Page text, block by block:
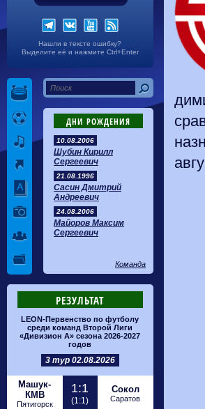
Нашли в тексте ошибку?
Выделите её и нажмите Ctrl+Enter
ДНИ РОЖДЕНИЯ
10.08.2006
Шубин Кирилл
Сергеевич
21.08.1996
Сасин Дмитрий
Андреевич
24.08.2006
Майоров Максим
Сергеевич
Команда
РЕЗУЛЬТАТ
LEON-Первенство по футболу
среди команд Второй Лиги
«Дивизион А» сезона 2026-2027
годов
3 тур 02.08.2026
Машук-
КМВ
Пятигорск
1:1
(1:1)
Сокол
Саратов